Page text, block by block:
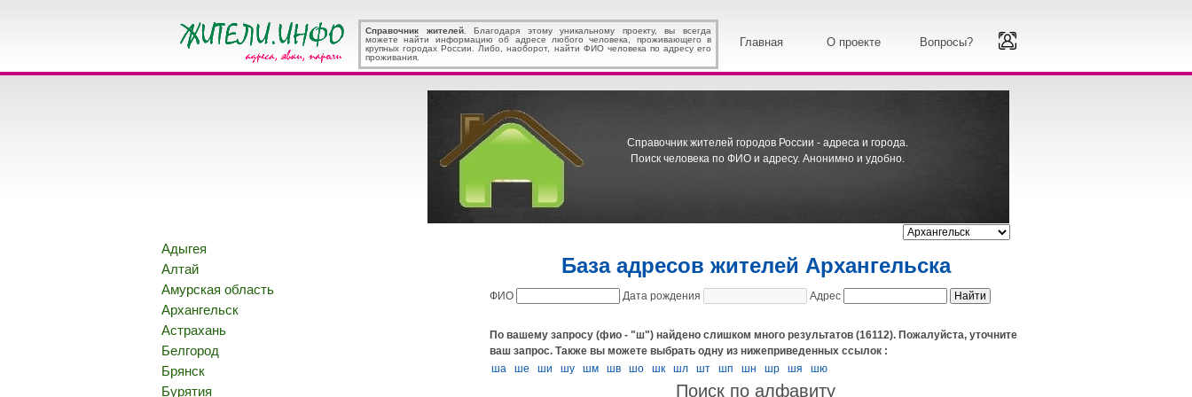
Справочник жителей. Благодаря этому уникальному проекту, вы всегда
можете найти информацию об адресе любого человека, проживающего в
крупных городах России. Либо, наоборот, найти ФИО человека по адресу его
проживания.
Главная О проекте Вопросы?
Справочник жителей городов России - адреса и города.
Поиск человека по ФИО и адресу. Анонимно и удобно.
Адыгея
Алтай
Амурская область
Архангельск
Астрахань
Белгород
Брянск
Бурятия
База адресов жителей Архангельска
ФИО Дата рождения Адрес
По вашему запросу (фио - "ш") найдено слишком много результатов (16112). Пожалуйста, уточните
ваш запрос. Также вы можете выбрать одну из нижеприведенных ссылок :
ша
ше ши шу шм шв шо шк шл шт шп шн шр шя шю
Поиск по алфавиту